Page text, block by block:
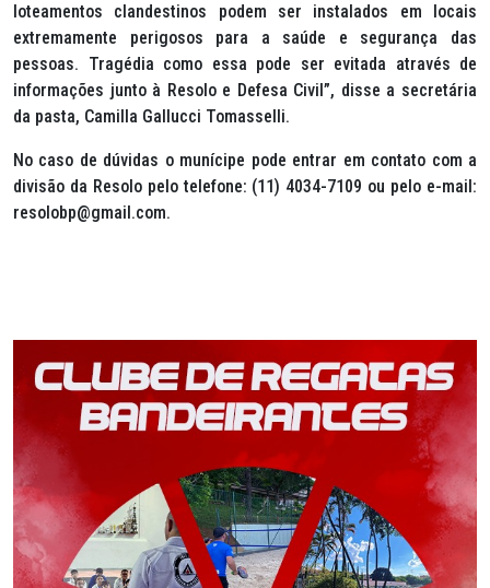
loteamentos clandestinos podem ser instalados em locais
extremamente perigosos para a saúde e segurança das
pessoas. Tragédia como essa pode ser evitada através de
informações junto à Resolo e Defesa Civil”, disse a secretária
da pasta, Camilla Gallucci Tomasselli.
No caso de dúvidas o munícipe pode entrar em contato com a
divisão da Resolo pelo telefone: (11) 4034-7109 ou pelo e-mail:
resolobp@gmail.com.